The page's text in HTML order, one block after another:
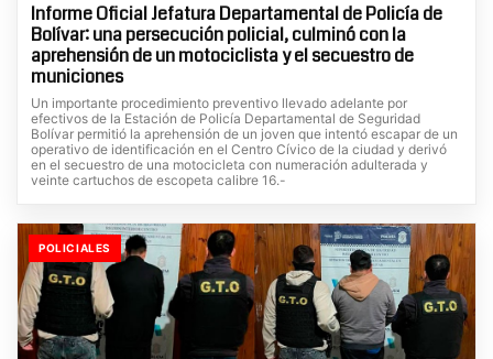
Informe Oficial Jefatura Departamental de Policía de
Bolívar: una persecución policial, culminó con la
aprehensión de un motociclista y el secuestro de
municiones
Un importante procedimiento preventivo llevado adelante por
efectivos de la Estación de Policía Departamental de Seguridad
Bolívar permitió la aprehensión de un joven que intentó escapar de un
operativo de identificación en el Centro Cívico de la ciudad y derivó
en el secuestro de una motocicleta con numeración adulterada y
veinte cartuchos de escopeta calibre 16.-
POLICIALES